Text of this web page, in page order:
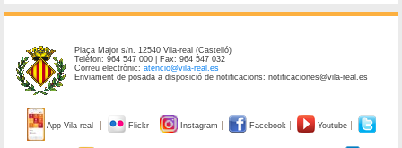
Plaça Major s/n. 12540 Vila-real (Castelló)
Telèfon: 964 547 000 | Fax: 964 547 032
Correu electrònic:atencio@vila-real.es
Enviament de posada a disposició de notificacions: notificaciones@vila-real.es
App Vila-real Flickr Instagram Facebook Youtube